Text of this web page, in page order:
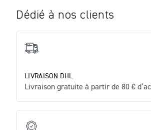
Dédié à nos clients
LIVRAISON DHL
Livraison gratuite à partir de 80 €